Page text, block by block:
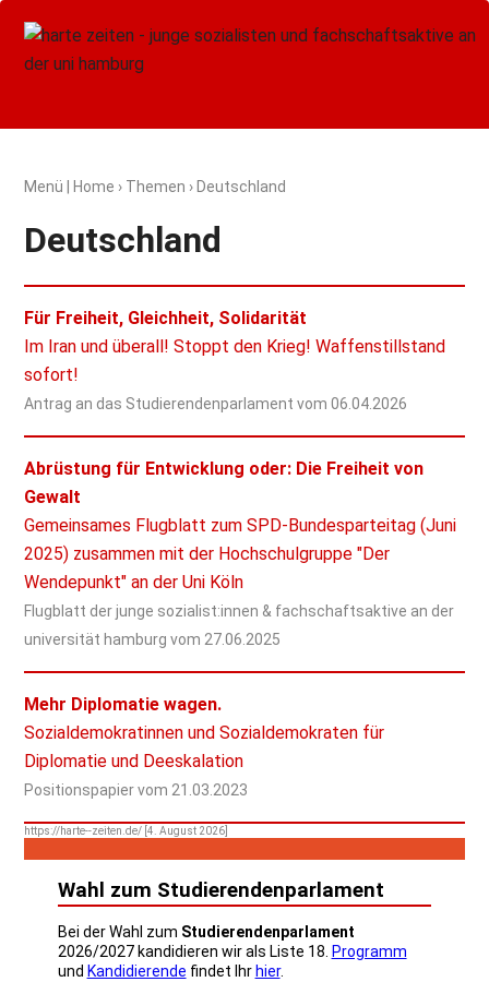
Menü Home › Themen › Deutschland
Deutschland
Für Freiheit, Gleichheit, Solidarität
Im Iran und überall! Stoppt den Krieg! Waffenstillstand
sofort!
Antrag an das Studierendenparlament vom06.04.2026
Abrüstung für Entwicklung oder: Die Freiheit von
Gewalt
Gemeinsames Flugblatt zum SPD-Bundesparteitag (Juni
2025) zusammen mit der Hochschulgruppe "Der
Wendepunkt" an der Uni Köln
Flugblatt der junge sozialist:innen & fachschaftsaktive an der
universität hamburg vom 27.06.2025
Mehr Diplomatie wagen.
Sozialdemokratinnen und Sozialdemokraten für
Diplomatie und Deeskalation
Positionspapier vom 21.03.2023
https://harte--zeiten.de/ [4. August 2026]
Wahl zum Studierendenparlament
Bei der Wahl zum Studierendenparlament
2026/2027 kandidieren wir als Liste 18. Programm
und Kandidierende findet Ihr hier.